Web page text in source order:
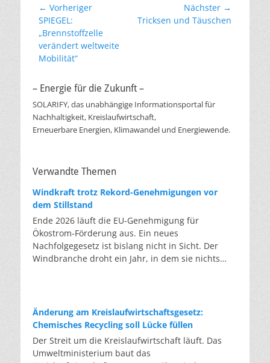
Beitragsnavigation
← Vorheriger
Vorheriger
Beitrag:
SPIEGEL:
„Brennstoffzelle
verändert weltweite
Mobilität“
Nächster →
Nächster
Tricksen und Täuschen
– Energie für die Zukunft –
SOLARIFY, das unabhängige Informationsportal für
Nachhaltigkeit, Kreislaufwirtschaft,
Erneuerbare Energien, Klimawandel und Energiewende.
Verwandte Themen
Windkraft trotz Rekord-Genehmigungen vor
dem Stillstand
Ende 2026 läuft die EU-Genehmigung für
Ökostrom-Förderung aus. Ein neues
Nachfolgegesetz ist bislang nicht in Sicht. Der
Windbranche droht ein Jahr, in dem sie nichts
die Verfahren laufen heute deutlich schneller. Die
Halbjahresbilanz der Branche bestätigt dieses
genehmigt, doch im ersten Halbjahr gingen netto
nur rund zwei Gigawatt ans Netz. Der Bestand
Änderung am Kreislaufwirtschaftsgesetz:
Chemisches Recycling soll Lücke füllen
Der Streit um die Kreislaufwirtschaft läuft. Das
Umweltministerium baut das